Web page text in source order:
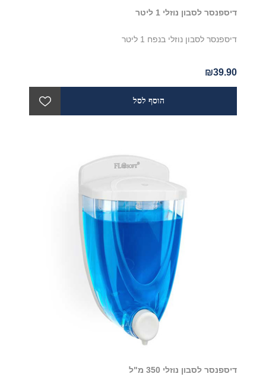
דיספנסר לסבון נוזלי 1 ליטר
דיספנסר לסבון נוזלי בנפח 1 ליטר
₪39.90
דיספנסר לסבון נוזלי 350 מ"ל